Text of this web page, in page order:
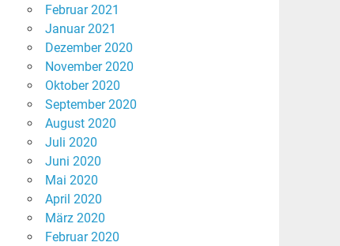
Februar 2021
Januar 2021
Dezember 2020
November 2020
Oktober 2020
September 2020
August 2020
Juli 2020
Juni 2020
Mai 2020
April 2020
März 2020
Februar 2020